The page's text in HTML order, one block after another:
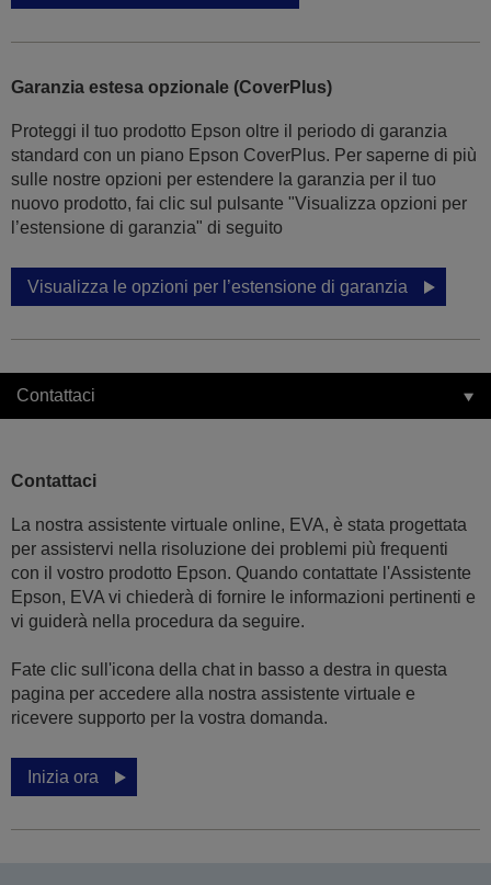
Garanzia estesa opzionale (CoverPlus)
Proteggi il tuo prodotto Epson oltre il periodo di garanzia
standard con un piano Epson CoverPlus. Per saperne di più
sulle nostre opzioni per estendere la garanzia per il tuo
nuovo prodotto, fai clic sul pulsante "Visualizza opzioni per
l’estensione di garanzia" di seguito
Visualizza le opzioni per l’estensione di garanzia
Contattaci
Contattaci
La nostra assistente virtuale online, EVA, è stata progettata
per assistervi nella risoluzione dei problemi più frequenti
con il vostro prodotto Epson. Quando contattate l'Assistente
Epson, EVA vi chiederà di fornire le informazioni pertinenti e
vi guiderà nella procedura da seguire.
Fate clic sull'icona della chat in basso a destra in questa
pagina per accedere alla nostra assistente virtuale e
ricevere supporto per la vostra domanda.
Inizia ora